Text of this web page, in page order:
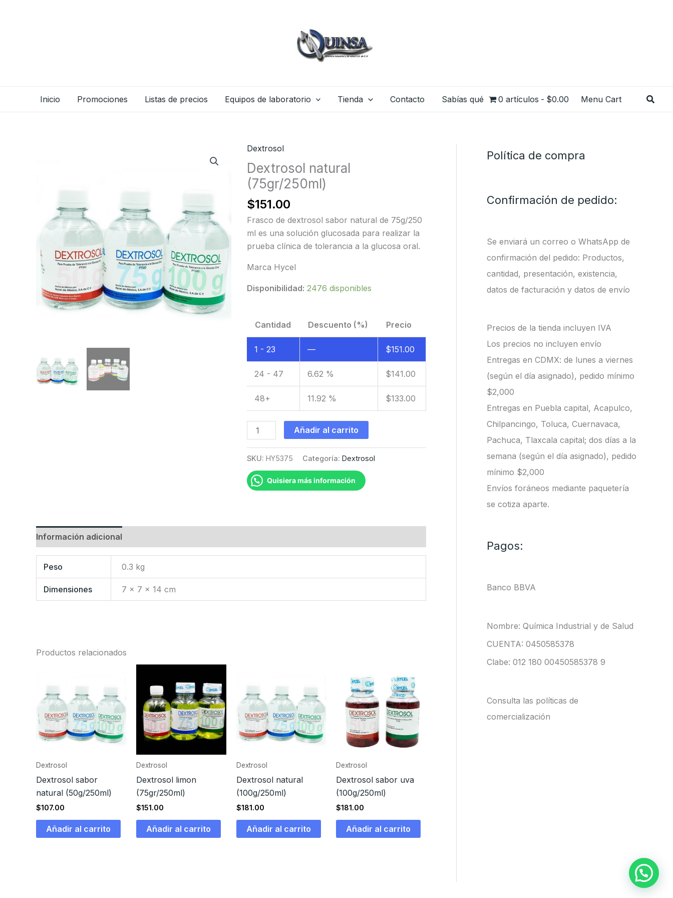
Inicio Promociones Listas de precios Equipos de laboratorio Tienda Contacto Sabías qué 0 artículos $0.00 Menu Cart
Dextrosol
Dextrosol natural
(75gr/250ml)
$151.00
Frasco de dextrosol sabor natural de 75g/250
ml es una solución glucosada para realizar la
prueba clínica de tolerancia a la glucosa oral.
Marca Hycel
Disponibilidad: 2476 disponibles
Cantidad Descuento (%) Precio
1 - 23 — $151.00
24 - 47 6.62 % $141.00
48+ 11.92 % $133.00
Dextrosol
natural
Añadir al carrito
SKU: HY5375 Categoría: Dextrosol
Quisiera más información
Información adicional
Peso 0.3 kg
Dimensiones 7 × 7 × 14 cm
Productos relacionados
Dextrosol
Dextrosol sabor
natural (50g/250ml)
$107.00
Añadir al carrito
Dextrosol
Dextrosol limon
(75gr/250ml)
$151.00
Añadir al carrito
Dextrosol
Dextrosol natural
(100g/250ml)
$181.00
Añadir al carrito
Dextrosol
Dextrosol sabor uva
(100g/250ml)
$181.00
Añadir al carrito
Política de compra
Confirmación de pedido:
Se enviará un correo o WhatsApp de
confirmación del pedido: Productos,
cantidad, presentación, existencia,
datos de facturación y datos de envío
Precios de la tienda incluyen IVA
Los precios no incluyen envío
Entregas en CDMX: de lunes a viernes
(según el día asignado), pedido mínimo
$2,000
Entregas en Puebla capital, Acapulco,
Chilpancingo, Toluca, Cuernavaca,
Pachuca, Tlaxcala capital; dos días a la
semana (según el día asignado), pedido
mínimo $2,000
Envíos foráneos mediante paquetería
se cotiza aparte.
Pagos:
Banco BBVA
Nombre: Química Industrial y de Salud
CUENTA: 0450585378
Clabe: 012 180 00450585378 9
Consulta las políticas de
comercialización